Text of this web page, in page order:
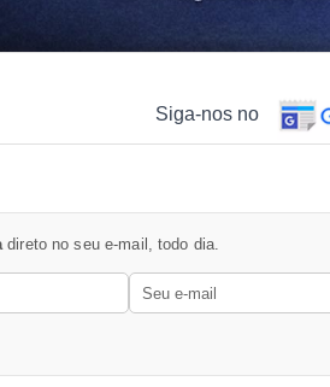
Siga-nos no
direto no seu e-mail, todo dia.